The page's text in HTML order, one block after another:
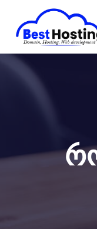
გადასვლა
კონტენტზე